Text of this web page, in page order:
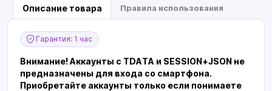
Описание товара Правила использования
Гарантия: 1 час
Внимание! Аккаунты с TDATA и SESSION+JSON не
предназначены для входа со смартфона.
Приобретайте аккаунты только если понимаете